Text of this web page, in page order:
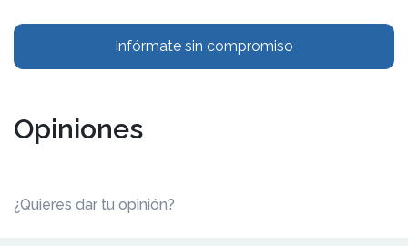
Infórmate sin compromiso
Opiniones
¿Quieres dar tu opinión?